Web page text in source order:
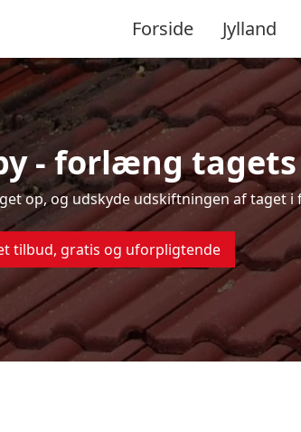
Forside Jylland
- forlæng
op, og udskyde udskiftningen af taget i
tilbud, gratis og uforpligtende